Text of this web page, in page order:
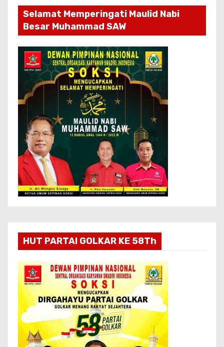
Selamat Memperingati Maulid Nabi
Besar Muhammad SAW
HUT PARTAI GOLKAR KE 58Th